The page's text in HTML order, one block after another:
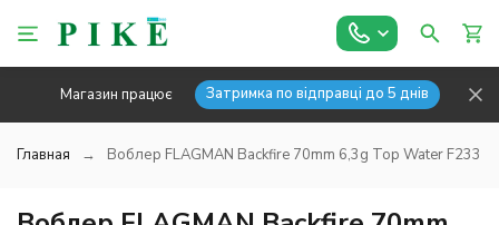
Магазин працює Затримка по відправці до 5 днів
Главная Воблер FLAGMAN Backfire 70mm 6,3g Top Water F233